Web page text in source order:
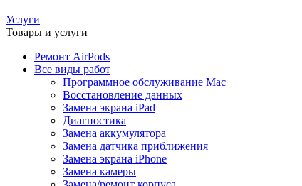
Услуги
Товары и услуги
Ремонт AirPods
Все виды работ
Программное обслуживание Mac
Восстановление данных
Замена экрана iPad
Диагностика
Замена аккумулятора
Замена датчика приближения
Замена экрана iPhone
Замена камеры